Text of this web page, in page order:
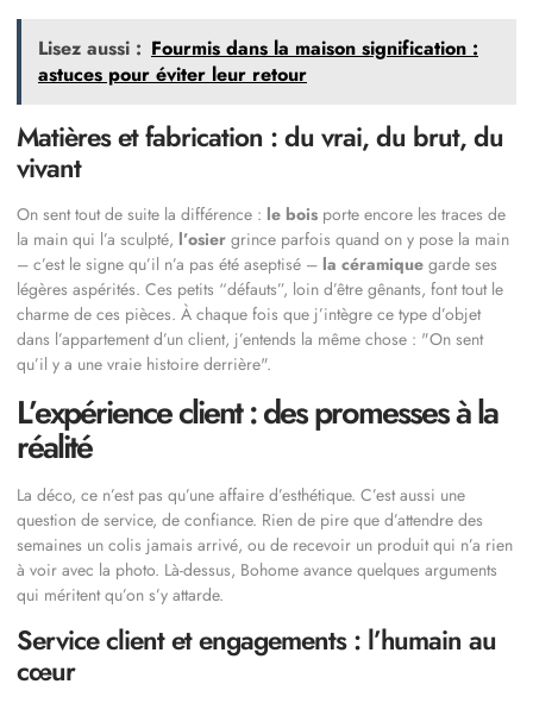
Lisez aussi : Fourmis dans la maison signification :
astuces pour éviter leur retour
Matières et fabrication : du vrai, du brut, du
vivant
On sent tout de suite la différence : le bois porte encore les traces de
la main qui l’a sculpté, l’osier grince parfois quand on y pose la main
– c’est le signe qu’il n’a pas été aseptisé – la céramique garde ses
légères aspérités. Ces petits “défauts”, loin d’être gênants, font tout le
charme de ces pièces. À chaque fois que j’intègre ce type d’objet
dans l’appartement d’un client, j’entends la même chose : On sent
qu’il y a une vraie histoire derrière .
L’expérience client : des promesses à la
réalité
La déco, ce n’est pas qu’une affaire d’esthétique. C’est aussi une
question de service, de confiance. Rien de pire que d’attendre des
semaines un colis jamais arrivé, ou de recevoir un produit qui n’a rien
à voir avec la photo. Là-dessus, Bohome avance quelques arguments
qui méritent qu’on s’y attarde.
Service client et engagements : l’humain au
cœur